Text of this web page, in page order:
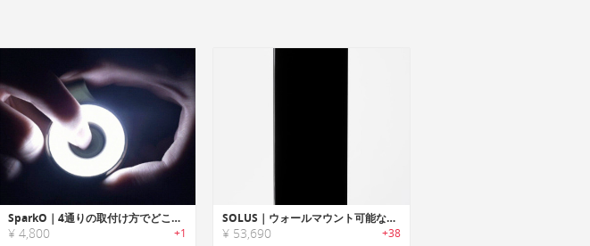
SparkO｜4通りの取付け方でどこでも使える多機能ライト
¥ 4,800 +1
SOLUS｜ウォールマウント可能な超薄型・ミニマルデザインラジエーター暖房「ソラス」
¥ 53,690 +38